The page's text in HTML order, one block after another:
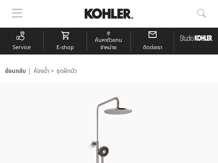
แสดง
การนำ
ทาง
แส
การ
ค้นห
Service E-shop
ค้นหาตัวแทน
จำหน่าย
ติดต่อเรา
ย้อนกลับ ห้องน้ำ ชุดฝักบัว